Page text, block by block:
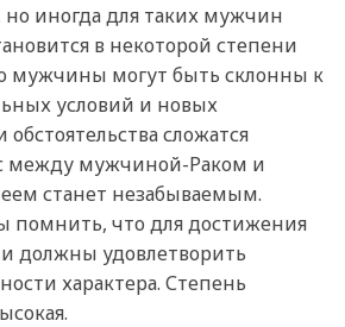
но иногда для таких мужчин
в некоторой степени
мужчины могут быть склонны к
условий и новых
сложатся
между мужчиной-Раком и
станет незабываемым.
помнить, что для достижения
должны удовлетворить
характера. Степень